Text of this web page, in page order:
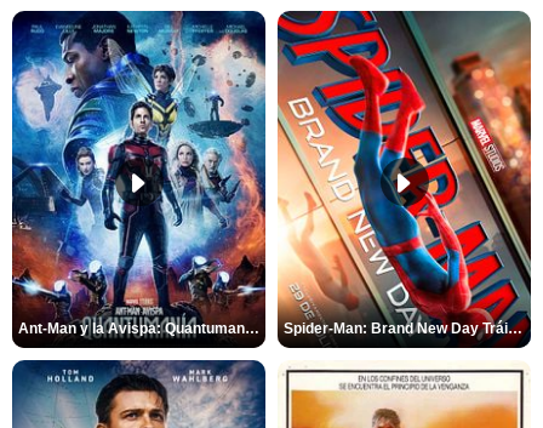
Ant-Man y la Avispa: Quantumanía Tráiler (2) Spider-Man: Brand New Day Tráiler (3)